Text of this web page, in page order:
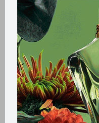
Productos